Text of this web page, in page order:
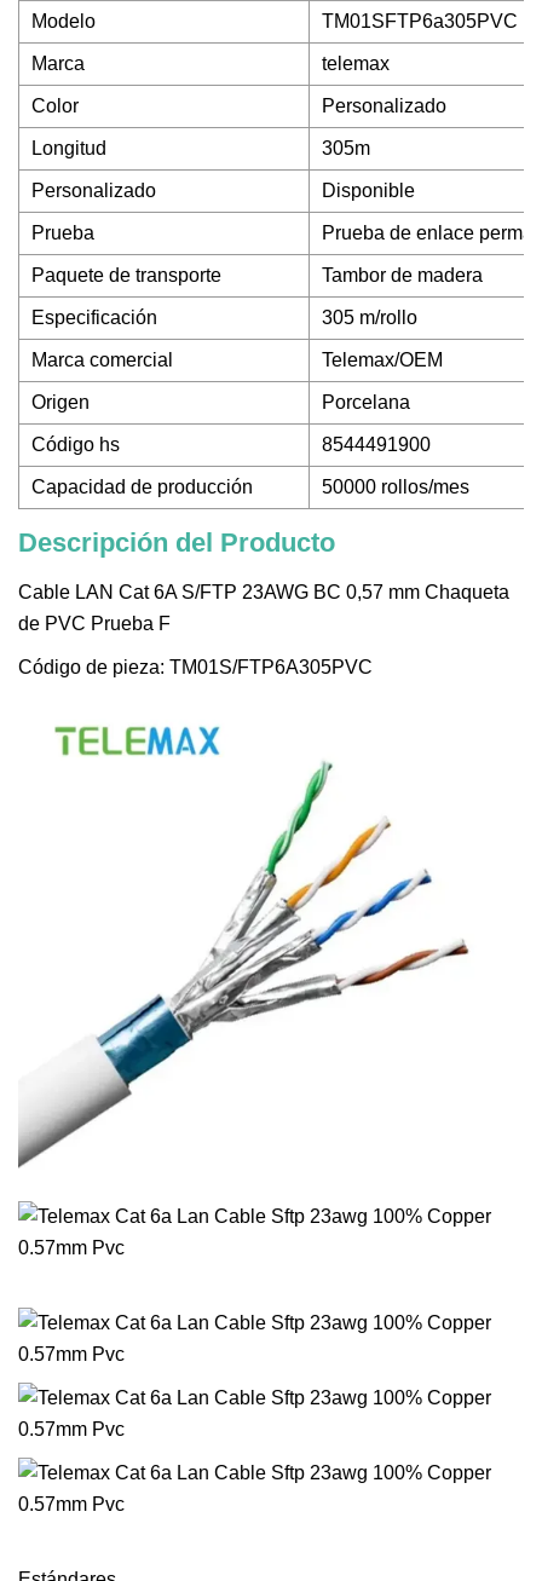
Modelo TM01SFTP6a305PVC
Marca telemax
Color Personalizado
Longitud 305m
Personalizado Disponible
Prueba Prueba de enlace
Paquete de transporte Tambor de madera
Especificación 305 m/rollo
Marca comercial Telemax/OEM
Origen Porcelana
Código hs 8544491900
Capacidad de producción 50000 rollos/mes
Descripción del Producto
Cable LAN Cat 6A S/FTP 23AWG BC 0,57 mm Chaqueta
de PVC Prueba F
Código de pieza: TM01S/FTP6A305PVC